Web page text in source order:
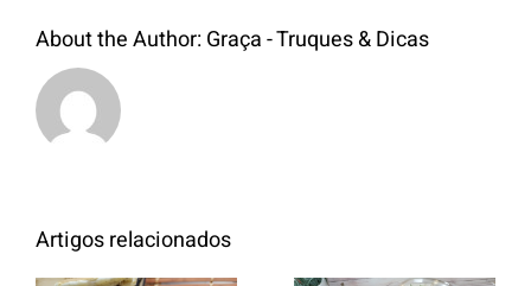
About the Author:Graça - Truques & Dicas
Artigos relacionados